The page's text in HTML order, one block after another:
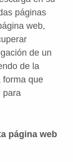
páginas
web,
de un
de la
forma que
para
página web